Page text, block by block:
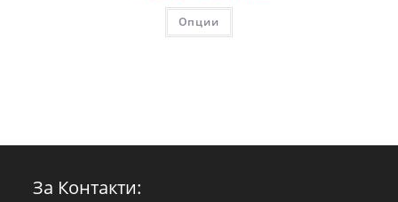
Опции
За Контакти: